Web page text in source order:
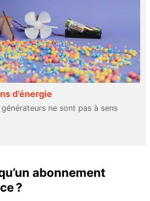
d’énergie
ne sont pas à sens
abonnement
?